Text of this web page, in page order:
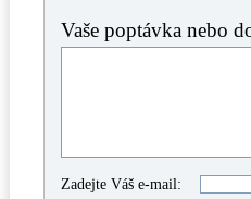
Vaše poptávka nebo
Zadejte Váš e-mail: